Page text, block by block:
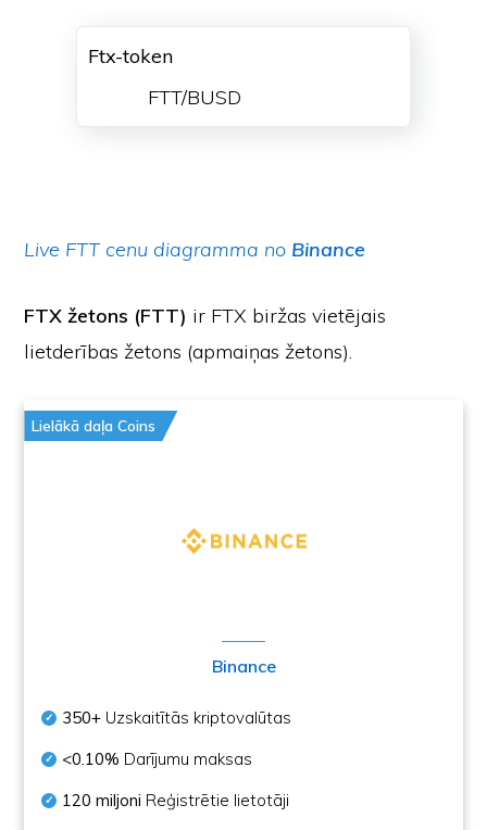
Ftx-token
FTT/BUSD
Live FTT cenu diagramma no Binance
FTX žetons (FTT) ir FTX biržas vietējais
lietderības žetons (apmaiņas žetons).
Lielākā daļa Coins
Binance
350+ Uzskaitītās kriptovalūtas
<0.10% Darījumu maksas
120 miljoni Reģistrētie lietotāji